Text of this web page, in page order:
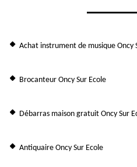
Achat instrument de musique Oncy
Brocanteur Oncy Sur Ecole
Débarras maison gratuit Oncy Sur
Antiquaire Oncy Sur Ecole